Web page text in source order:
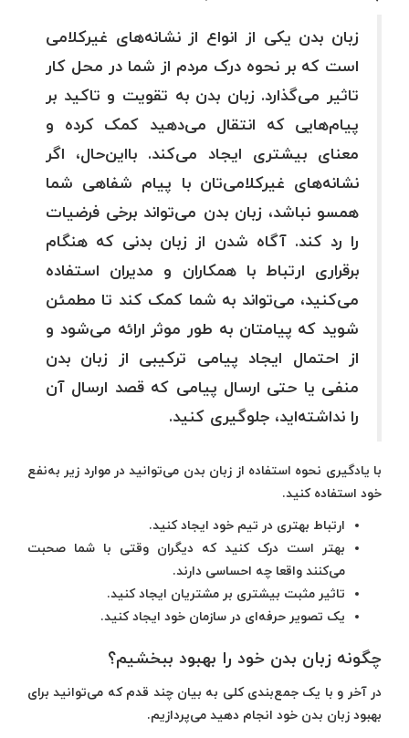
زبان بدن یکی از انواع از نشانه‌های غیرکلامی
است که بر نحوه درک مردم از شما در محل کار
تاثیر می‌گذارد. زبان بدن به تقویت و تاکید بر
پیام‌هایی که انتقال می‌دهید کمک کرده و
معنای بیشتری ایجاد می‌کند. بااین‌حال، اگر
نشانه‌های غیرکلامی‌تان با پیام شفاهی شما
همسو نباشد، زبان بدن می‌تواند برخی فرضیات
را رد کند. آگاه شدن از زبان بدنی که هنگام
برقراری ارتباط با همکاران و مدیران استفاده
می‌کنید، می‌تواند به شما کمک کند تا مطمئن
شوید که پیامتان به طور موثر ارائه می‌شود و
از احتمال ایجاد پیامی ترکیبی از زبان بدن
منفی یا حتی ارسال پیامی که قصد ارسال آن
را نداشته‌اید، جلوگیری کنید.
با یادگیری نحوه استفاده از زبان بدن می‌توانید در موارد زیر به‌نفع
خود استفاده کنید.
ارتباط بهتری در تیم خود ایجاد کنید.
بهتر است درک کنید که دیگران وقتی با شما صحبت
می‌کنند واقعا چه احساسی دارند.
تاثیر مثبت بیشتری بر مشتریان ایجاد کنید.
یک تصویر حرفه‌ای در سازمان خود ایجاد کنید.
چگونه زبان بدن خود را بهبود ببخشیم؟
در آخر و با یک جمع‌بندی کلی به بیان چند قدم که می‌توانید برای
بهبود زبان بدن خود انجام دهید می‌پردازیم.